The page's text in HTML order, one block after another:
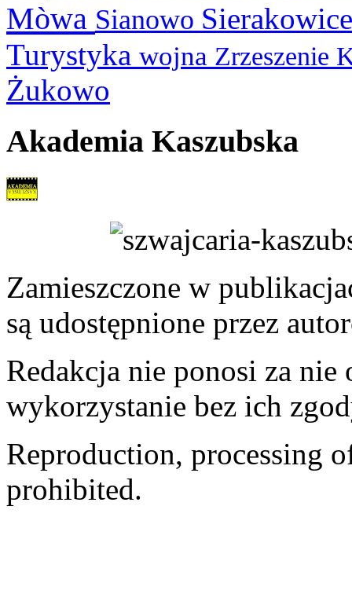
Mòwa Sianowo
Turystyka wojna Zrzeszenie
Żukowo
Akademia Kaszubska
Zamieszczone w
są udostępnione przez
Redakcja nie ponosi za
wykorzystanie bez ich
Reproduction, processing
prohibited.